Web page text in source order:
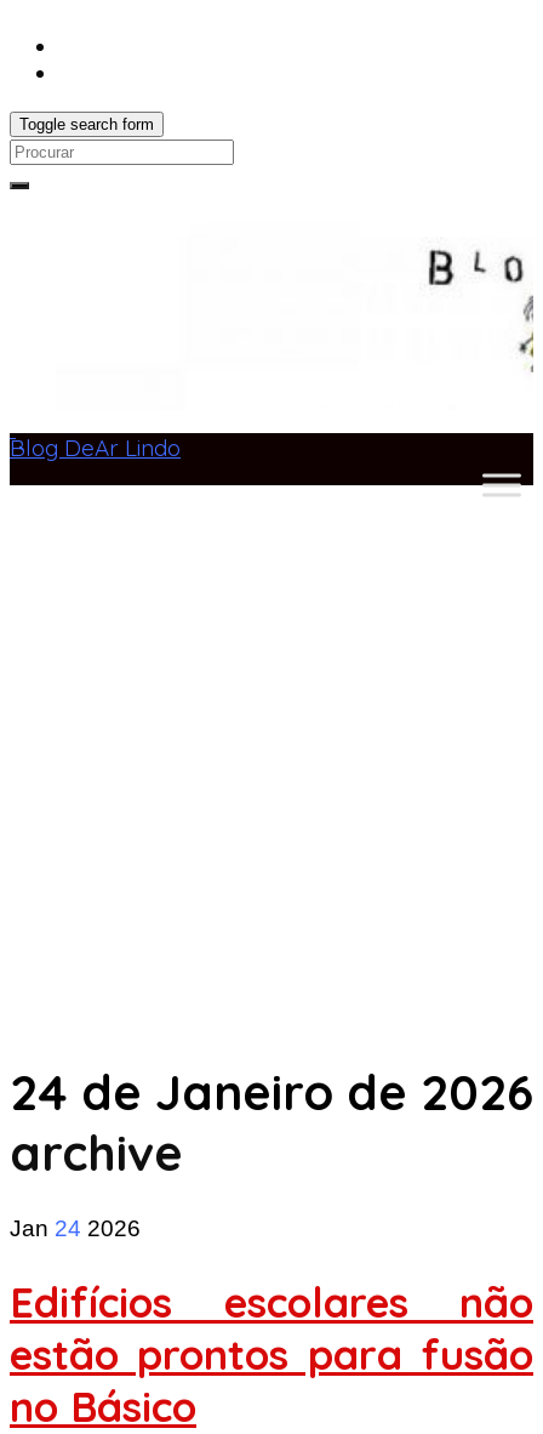
Toggle search form
Search
Blog DeAr Lindo
24 de Janeiro de 2026
archive
Jan 24 2026
Edifícios escolares não
estão prontos para fusão
no Básico